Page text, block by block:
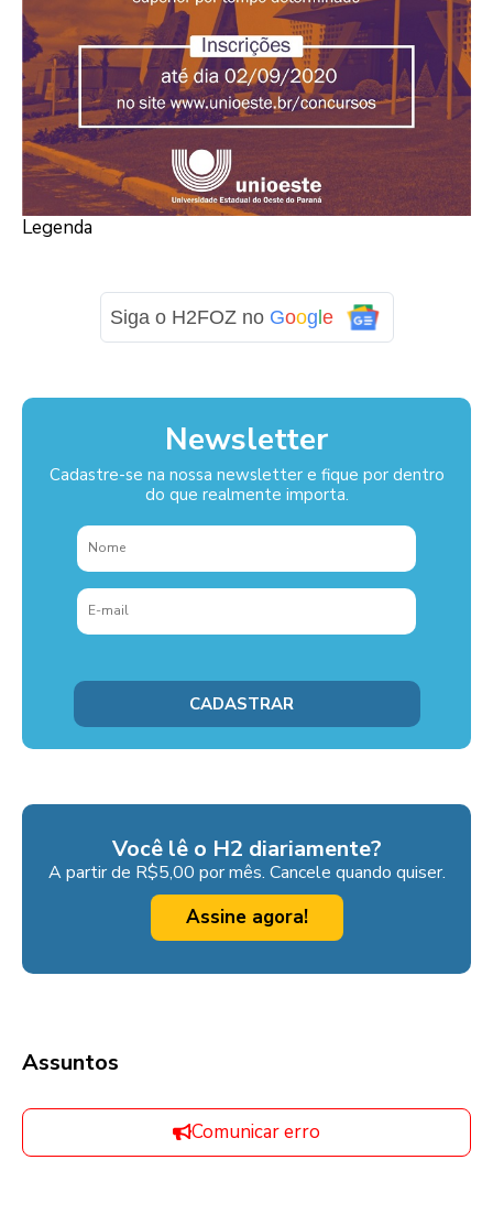
Legenda
Siga o H2FOZ no Goog e
Newsletter
Cadastre-se na nossa newsletter e fique por dentro
do que realmente importa.
Você lê o H2 diariamente?
A partir de R$5,00 por mês. Cancele quando quiser.
Assine agora!
Assuntos
Comunicar erro